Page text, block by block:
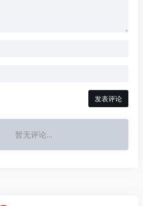
发表评论
暂无评论...